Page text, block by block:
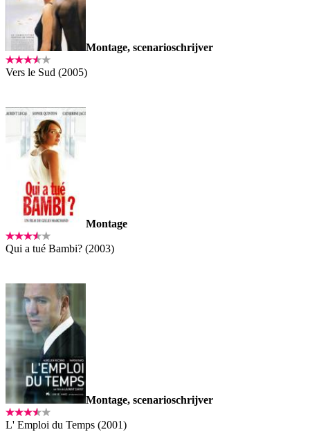
Montage, scenarioschrijver
Vers le Sud (2005)
Montage
Qui a tué Bambi? (2003)
Montage, scenarioschrijver
L' Emploi du Temps (2001)